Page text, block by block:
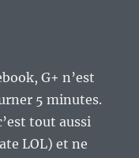
G+ n’est
5 minutes.
tout aussi
LOL) et ne